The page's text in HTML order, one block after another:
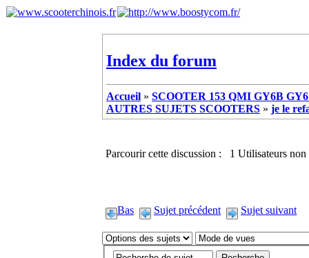
Index du forum
Accueil » SCOOTER 153 QMI GY6B
AUTRES SUJETS SCOOTERS » je le
Parcourir cette discussion : 1 Utilisateurs non
Bas Sujet précédent Sujet suivant